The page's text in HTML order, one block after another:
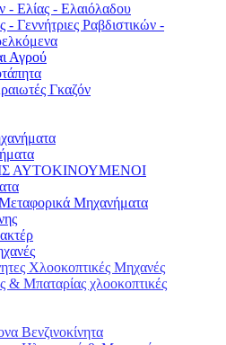
- Ελίας - Ελαιόλαδου
- Γεννήτριες Ραβδιστικών -
Αγρού
Γκαζόν
ΑΥΤΟΚΙΝΟΥΜΕΝΟΙ
Μηχανήματα
Χλοοκοπτικές Μηχανές
& Μπαταρίας χλοοκοπτικές
Βενζινοκίνητα